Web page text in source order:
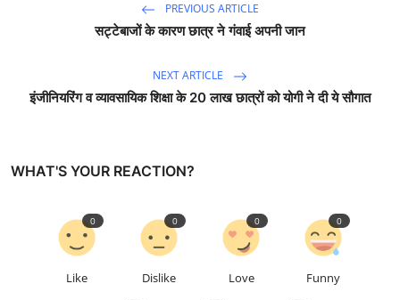
PREVIOUS ARTICLE
सट्टेबाजों के कारण छात्र ने गंवाई अपनी जान
NEXT ARTICLE
इंजीनियरिंग व व्यावसायिक शिक्षा के 20 लाख छात्रों को योगी ने दी ये सौगात
WHAT'S YOUR REACTION?
Like
0
Dislike
0
Love
0
Funny
0